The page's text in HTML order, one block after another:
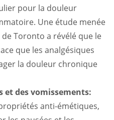
pour la douleur
Une étude menée
de Toronto a révélé que le
que les analgésiques
la douleur chronique
et des vomissements:
anti-émétiques,